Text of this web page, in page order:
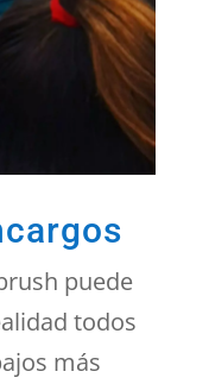
puede
todos
más